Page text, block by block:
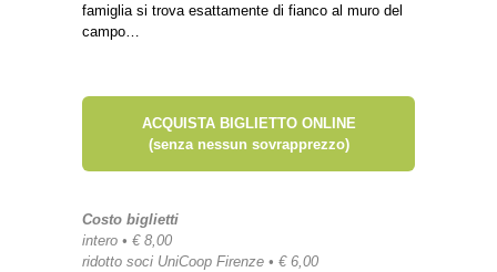
famiglia si trova esattamente di fianco al muro del
campo…
ACQUISTA BIGLIETTO ONLINE
(senza nessun sovrapprezzo)
Costo biglietti
intero • € 8,00
ridotto soci UniCoop Firenze • € 6,00